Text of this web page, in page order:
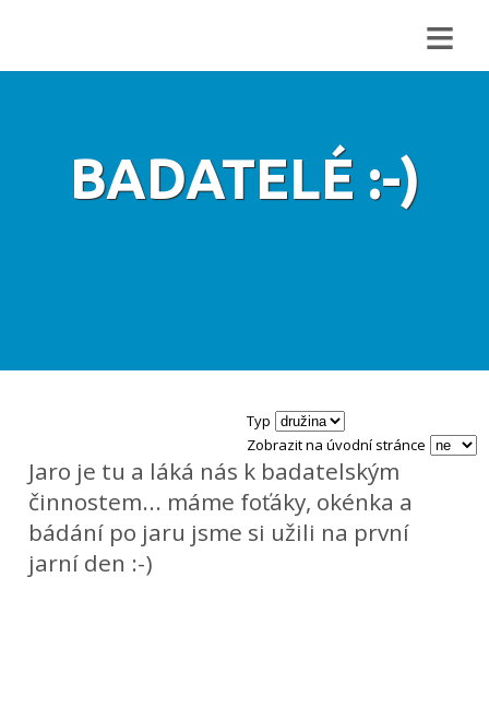
≡
BADATELÉ :-)
Typ
Zobrazit na úvodní stránce
Jaro je tu a láká nás k badatelským
činnostem... máme foťáky, okénka a
bádání po jaru jsme si užili na první
jarní den :-)